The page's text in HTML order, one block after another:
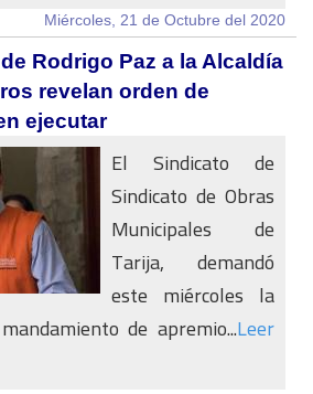
Miércoles, 21 de Octubre del 2020
Rodrigo Paz a la Alcaldía
revelan orden de
ejecutar
El Sindicato de
Sindicato de Obras
Municipales de
Tarija, demandó
este miércoles la
de apremio...Leer